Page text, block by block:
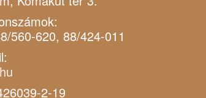
560-620, 88/424-011
2-19